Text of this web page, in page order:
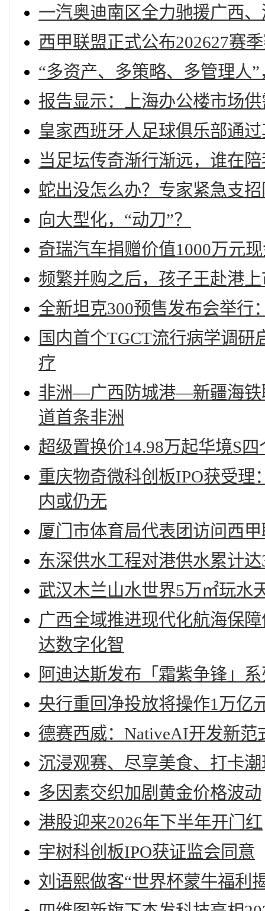
一汽奥迪南区全力驰援广西
西甲联盟正式公布202627赛
“多资产、多策略、多管理人
报告显示：上海办公楼市场
皇家西班牙人足球俱乐部通
当足坛传奇渐行渐远，谁在
蛇出没怎么办？专家紧急支
向大型化，“动刀”？
奇瑞汽车捐赠价值1000万元
频繁并购之后，孩子王赴港
全新坦克300预售发布会举行
国内首个TGCT流行病学调
疗
非洲—广西防城港—新疆海铁
道首条非洲
超级置换价14.98万起华境S
重庆物奇微科创板IPO获受理
内或仍无
厦门市体育局代表团访问西
东深供水工程对港供水累计
武汉木兰山水世界5万㎡玩水
广西全域推进现代化航海保
达数字化智
阿迪达斯发布「霜紫争锋」
央行重回净投放将操作1万亿
德赛西威：NativeAI开发新范
沉浸观赛、尽享美食、打卡
多因素交织加剧黄金价格波动
港股迎来2026年下半年开门红
宇树科创板IPO获证监会同意
刘语熙做客“世界杯蒙牛福利